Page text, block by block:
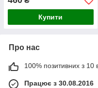
Купити
Про нас
100% позитивних з 10
Працює з 30.08.2016